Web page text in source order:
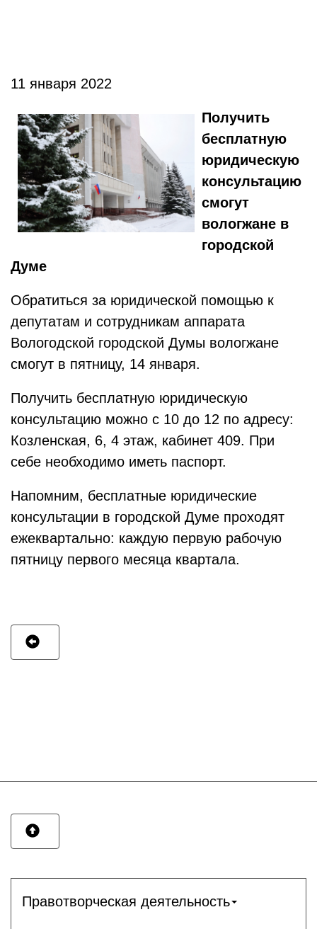
11 января 2022
Получить
бесплатную
юридическую
консультацию
смогут
вологжане в
городской
Думе
Обратиться за юридической помощью к
депутатам и сотрудникам аппарата
Вологодской городской Думы вологжане
смогут в пятницу, 14 января.
Получить бесплатную юридическую
консультацию можно с 10 до 12 по адресу:
Козленская, 6, 4 этаж, кабинет 409. При
себе необходимо иметь паспорт.
Напомним, бесплатные юридические
консультации в городской Думе проходят
ежеквартально: каждую первую рабочую
пятницу первого месяца квартала.
Правотворческая деятельность